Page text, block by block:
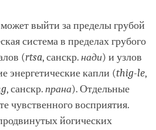
выйти за пределы грубой
система в пределах грубого
(rtsa, санскр.нади) и узлов
энергетические капли (thig-le,
, санскр.прана). Отдельные
чувственного восприятия.
йогических